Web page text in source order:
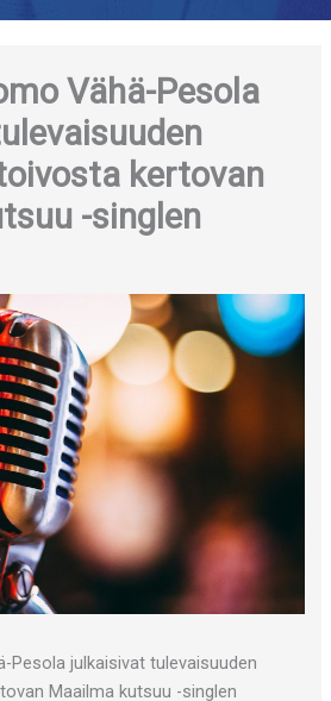
Vähä-Pesola
kertovan
-singlen